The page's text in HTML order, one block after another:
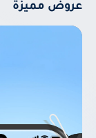
عروض مميزة